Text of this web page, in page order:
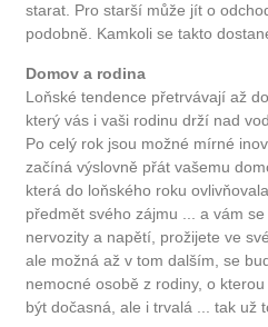
starat. Pro starší může jít o
podobně. Kamkoli se takto
Domov a rodina
Loňské tendence přetrvávají až
který vás i vaši rodinu drží nad
Po celý rok jsou možné mírné
začíná výslovně přát vašemu
která do loňského roku
předmět svého zájmu ... a vám
nervozity a napětí, prožijete ve
ale možná až v tom dalším, se
nemocné osobě z rodiny, o
být dočasná, ale i trvalá ... tak už